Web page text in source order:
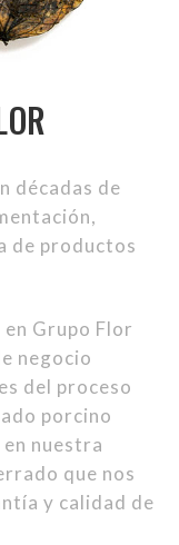
décadas de
de productos
Grupo Flor
negocio
del proceso
porcino
nuestra
que nos
y calidad de